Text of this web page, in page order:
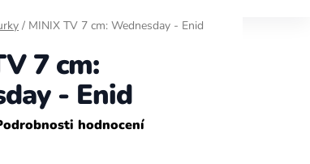
/ MINIX TV 7 cm: Wednesday - Enid
7 cm:
- Enid
hodnocení